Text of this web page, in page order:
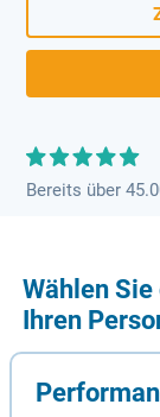
Bereits über
Wählen
Ihren